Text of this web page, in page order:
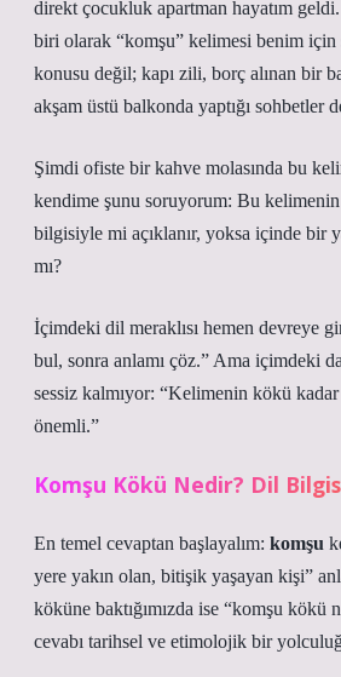
direkt çocukluk apartman hayatım
biri olarak “komşu” kelimesi benim
konusu değil; kapı zili, borç alınan bir
akşam üstü balkonda yaptığı sohbetler
Şimdi ofiste bir kahve molasında bu
kendime şunu soruyorum: Bu
bilgisiyle mi açıklanır, yoksa içinde bir
mı?
İçimdeki dil meraklısı hemen devreye
bul, sonra anlamı çöz.” Ama içimdeki
sessiz kalmıyor: “Kelimenin kökü kadar
önemli.”
Komşu Kökü Nedir? Dil
En temel cevaptan başlayalım: komşu
yere yakın olan, bitişik yaşayan kişi”
köküne baktığımızda ise “komşu kökü
cevabı tarihsel ve etimolojik bir